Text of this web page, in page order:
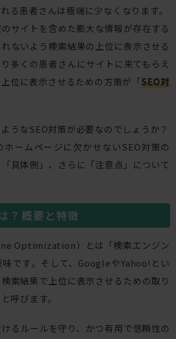
る患者さんは極端に少なくなります。
サイトを含めた膨大な情報が存在する
ないよう検索結果の上位に表示させる
多くの患者さんにサイトに来てもらえ
位に表示させるための方策が「SEO対
うなSEO対策が必要なのでしょうか？
ームページに欠かせないSEO対策の
「具体例」、さらに「注意点」について
？概要と特徴
Optimization）とは「検索エンジン
です。そして、GoogleやYahoo!とい
索結果で上位に表示させるための取り
呼びます。
るルールを守り、かつ有用で信頼性の